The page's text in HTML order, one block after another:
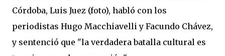
Córdoba, Luis Juez (foto), habló con los
periodistas Hugo Macchiavelli y Facundo Chávez,
y sentenció que "la verdadera batalla cultural es